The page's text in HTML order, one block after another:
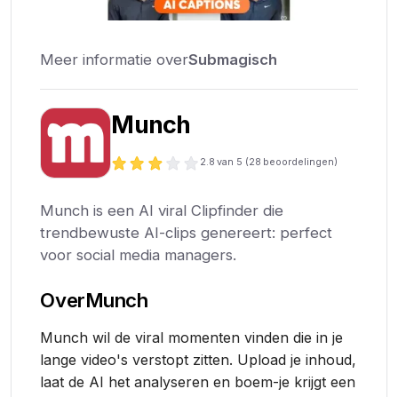
Meer informatie overSubmagisch
Munch
2.8 van 5 (28 beoordelingen)
Munch is een AI viral Clipfinder die
trendbewuste AI-clips genereert: perfect
voor social media managers.
OverMunch
Munch wil de viral momenten vinden die in je
lange video's verstopt zitten. Upload je inhoud,
laat de AI het analyseren en boem-je krijgt een